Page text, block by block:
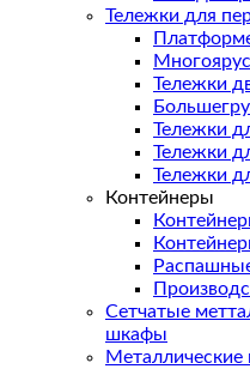
Тележки для
Тележки
Тележки
Тележки
Тележки
Контейнеры
Сетчатые
шкафы